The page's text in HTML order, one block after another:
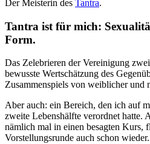
Der Meisterin des Tantra.
Tantra ist für mich:
Form.
Das Zelebrieren der Vereinigung
bewusste Wertschätzung des
Zusammenspiels von weiblicher und
Aber auch: ein Bereich, den ich auf
zweite Lebenshälfte verordnet hatte.
nämlich mal in einen besagten Kurs,
Vorstellungsrunde auch schon